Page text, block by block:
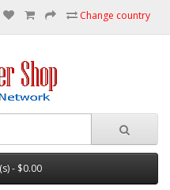
Change country
- $0.00